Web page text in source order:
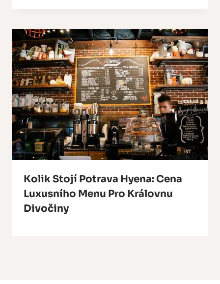
Kolik Stojí Potrava Hyena: Cena
Luxusního Menu Pro Královnu
Divočiny